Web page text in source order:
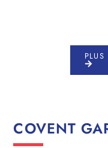
PLUS
COVENT